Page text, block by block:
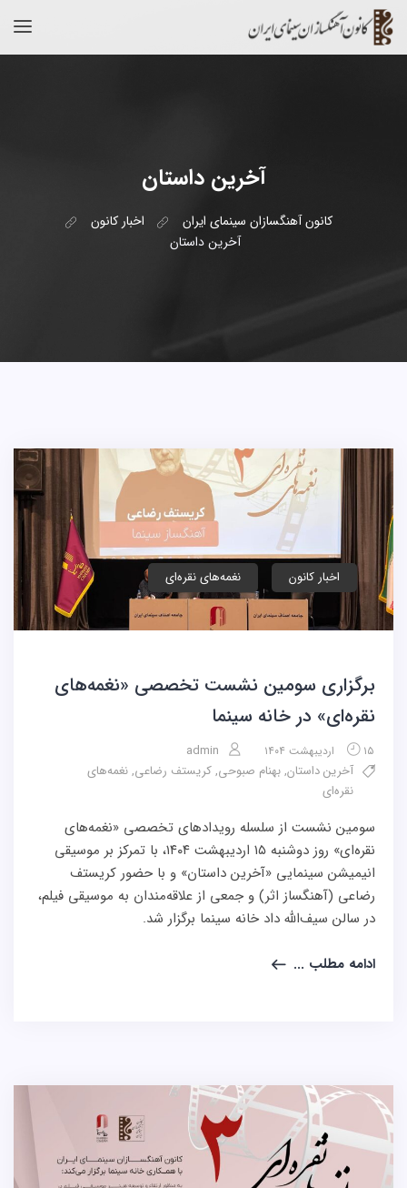
آخرین داستان
کانون آهنگسازان سینمای ایران
اخبار کانون
آخرین داستان
اخبار کانون نغمه‌های نقره‌ای
برگزاری سومین نشست تخصصی «نغمه‌های
نقره‌ای» در خانه سینما
۱۵ اردیبهشت ۱۴۰۴
admin
آخرین داستان,بهنام صبوحی,کریستف رضاعی,نغمه‌های
نقره‌ای
سومین نشست از سلسله رویدادهای تخصصی «نغمه‌های
نقره‌ای» روز دوشنبه ۱۵ اردیبهشت ۱۴۰۴، با تمرکز بر موسیقی
انیمیشن سینمایی «آخرین داستان» و با حضور کریستف
رضاعی (آهنگساز اثر) و جمعی از علاقه‌مندان به موسیقی فیلم،
در سالن سیف‌الله داد خانه سینما برگزار شد.
ادامه مطلب ...